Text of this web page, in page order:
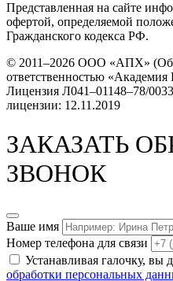
Представленная на сайте
офертой, определяемой
Гражданского кодекса РФ.
© 2011–2026 OOO «АПХ»
ответственностью
Лицензия Л041–01148–78/
лицензии: 12.11.2019
ЗАКАЗАТЬ
ЗВОНОК
Ваше имя
Номер телефона для связи
Устанавливая галочку, вы
обработки персональных